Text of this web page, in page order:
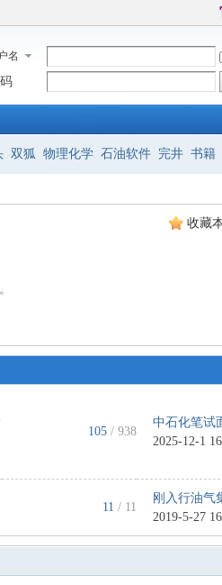
名
双狐 物理化学 石油软件 完井 书籍
收藏
105 / 938
中石化笔试
2025-12-1
11 / 11
2019-5-27